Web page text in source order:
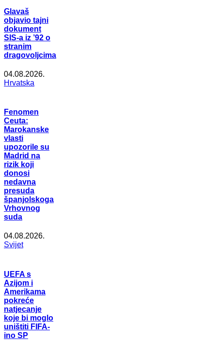
Glavaš
objavio tajni
dokument
SIS-a iz ’92 o
stranim
dragovoljcima
04.08.2026.
Hrvatska
Fenomen
Ceuta:
Marokanske
vlasti
upozorile su
Madrid na
rizik koji
donosi
nedavna
presuda
španjolskoga
Vrhovnog
suda
04.08.2026.
Svijet
UEFA s
Azijom i
Amerikama
pokreće
natjecanje
koje bi moglo
uništiti FIFA-
ino SP